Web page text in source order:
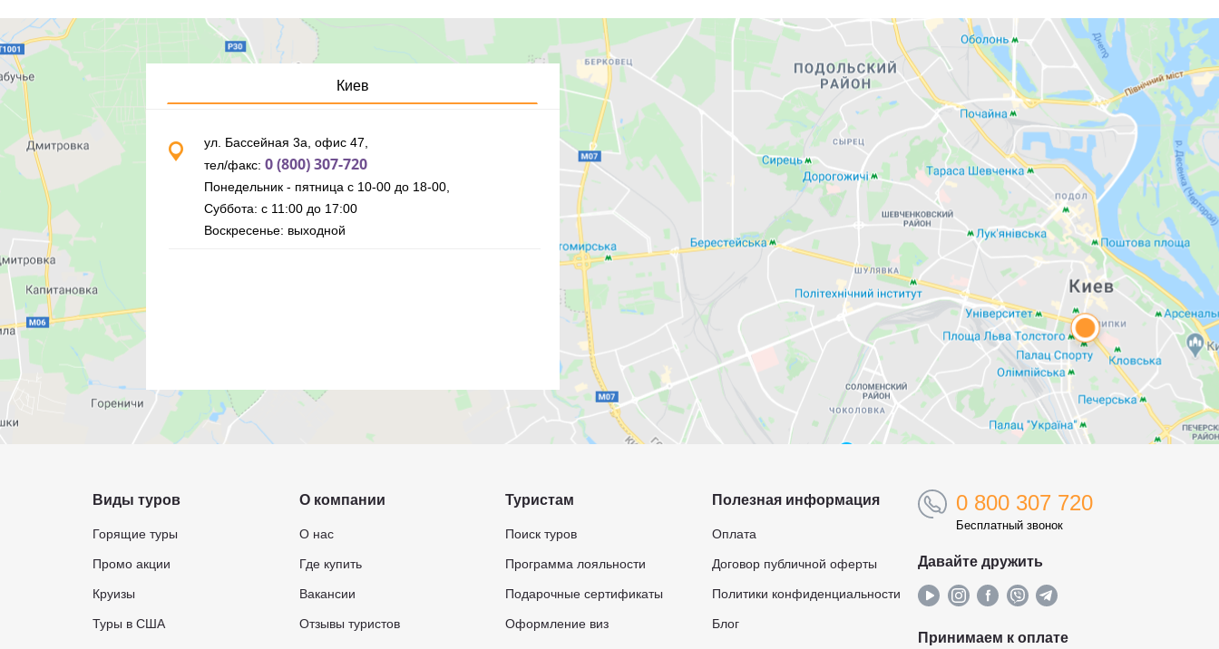
Киев
ул. Бассейная 3а, офис 47,
тел/факс: 0 (800) 307-720
Понедельник - пятница с 10-00 до 18-00,
Суббота: с 11:00 до 17:00
Воскресенье: выходной
Виды туров
Горящие туры
Промо акции
Круизы
Туры в США
О компании
О нас
Где купить
Вакансии
Отзывы туристов
Туристам
Поиск туров
Программа лояльности
Подарочные сертификаты
Оформление виз
Полезная информация
Оплата
Договор публичной оферты
Политики конфиденциальности
Блог
0 800 307 720
Бесплатный звонок
Давайте дружить
Принимаем к оплате